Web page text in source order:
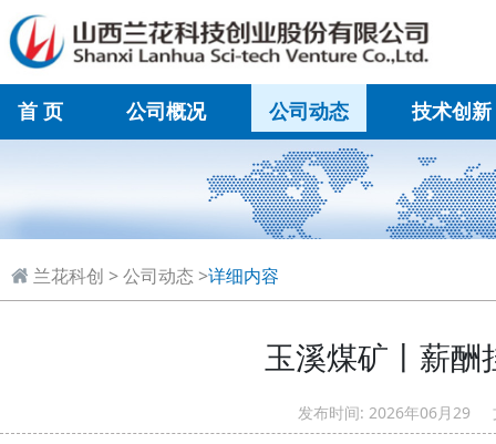
首 页 公司概况 公司动态
技术创新
兰花科创 >公司动态 >详细内容
玉溪煤矿丨薪酬
发布时间: 2026年06月29